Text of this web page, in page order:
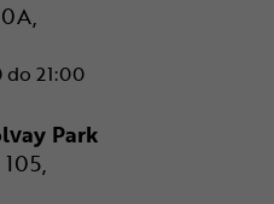
21:00
Gdańsk - Morski Park
Park